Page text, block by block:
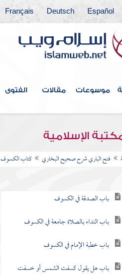
Español
Deutsch
Français
موسوعات مقالات الفتوى
الإسلامية
فتح الباري شرح صحيح البخاري كتاب الكسوف
صفة الصلاة
الجمعة
صلاة الخوف
العيدين
الوتر
الاستسقاء
الكسوف
باب الصدقة في الكسوف
باب النداء بالصلاة جامعة في الكسوف
باب خطبة الإمام في الكسوف
باب هل يقول كسفت الشمس أو خسفت